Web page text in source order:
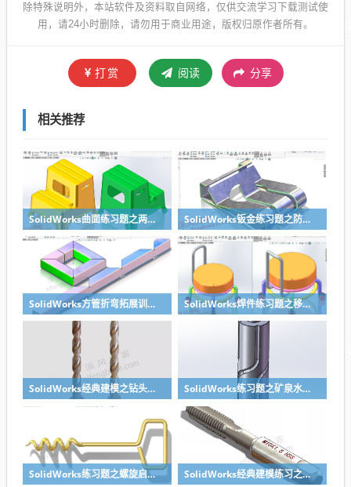
除特殊说明外，本站软件及资料取自网络，仅供交流学习下载测试使
用，请24小时删除，请勿用于商业用途，版权归原作者所有。
打赏 阅读 分享
相关推荐
SolidWorks曲面练习题之两步踢凳建模，看似曲面实则特征 SolidWorks钣金练习题之防松档卡建模，钣金命令综合练习
SolidWorks方管折弯拓展训练，你会了吗？ SolidWorks焊件练习题之移动小矮凳，思路对了就不难
SolidWorks经典建模之钻头刀具的绘制，螺纹收尾是关键技巧 SolidWorks练习题之矿泉水瓶的绘制，难度不大主要是顶部螺纹的处理
SolidWorks练习题之螺旋启瓶器，螺旋头是关键 SolidWorks经典建模练习之丝锥攻丝钻头的绘制，常规命令练习